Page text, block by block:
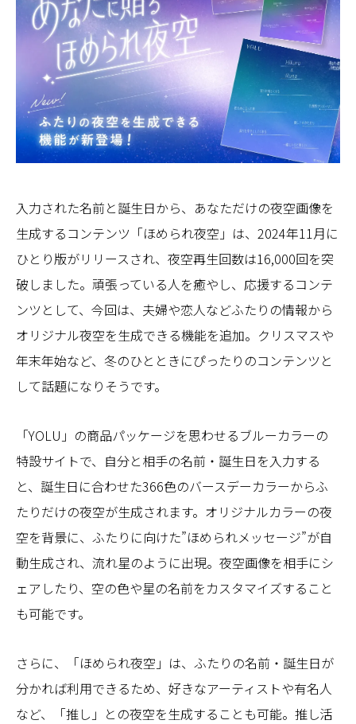
入力された名前と誕生日から、あなただけの夜空画像を
生成するコンテンツ「ほめられ夜空」は、2024年11月に
ひとり版がリリースされ、夜空再生回数は16,000回を突
破しました。頑張っている人を癒やし、応援するコンテ
ンツとして、今回は、夫婦や恋人などふたりの情報から
オリジナル夜空を生成できる機能を追加。クリスマスや
年末年始など、冬のひとときにぴったりのコンテンツと
して話題になりそうです。
「YOLU」の商品パッケージを思わせるブルーカラーの
特設サイトで、自分と相手の名前・誕生日を入力する
と、誕生日に合わせた366色のバースデーカラーからふ
たりだけの夜空が生成されます。オリジナルカラーの夜
空を背景に、ふたりに向けた”ほめられメッセージ”が自
動生成され、流れ星のように出現。夜空画像を相手にシ
ェアしたり、空の色や星の名前をカスタマイズすること
も可能です。
さらに、「ほめられ夜空」は、ふたりの名前・誕生日が
分かれば利用できるため、好きなアーティストや有名人
など、「推し」との夜空を生成することも可能。推し活